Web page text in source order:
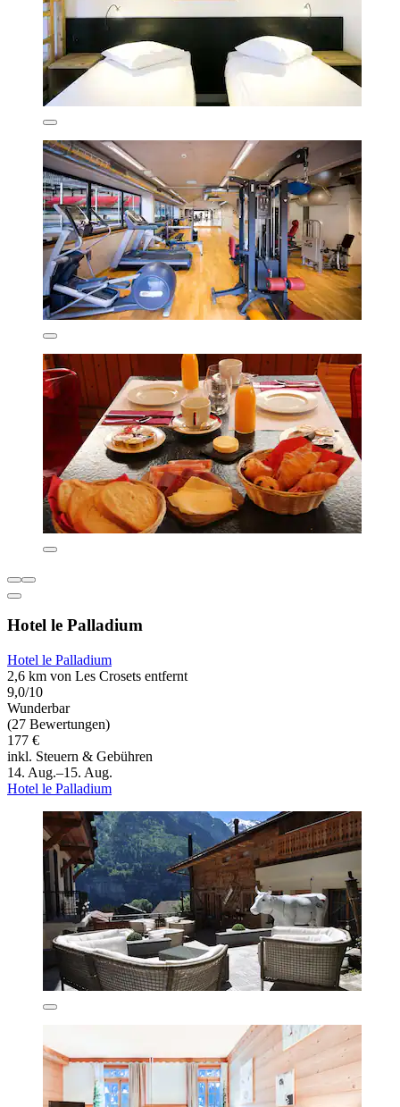
Hotel le Palladium
Hotel le Palladium
2,6 km von Les Crosets entfernt
9,0/10
Wunderbar
(27 Bewertungen)
177 €
inkl. Steuern & Gebühren
14. Aug.–15. Aug.
Hotel le Palladium